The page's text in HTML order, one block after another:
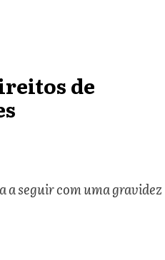
de
a seguir com uma gravidez